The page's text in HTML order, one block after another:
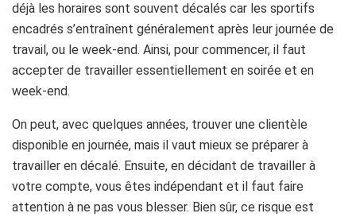
déjà les horaires sont souvent décalés car les sportifs
encadrés s’entraînent généralement après leur journée de
travail, ou le week-end. Ainsi, pour commencer, il faut
accepter de travailler essentiellement en soirée et en
week-end.
On peut, avec quelques années, trouver une clientèle
disponible en journée, mais il vaut mieux se préparer à
travailler en décalé. Ensuite, en décidant de travailler à
votre compte, vous êtes indépendant et il faut faire
attention à ne pas vous blesser. Bien sûr, ce risque est